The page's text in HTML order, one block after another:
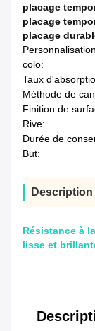
placage
placage
placage
colo:
Taux
Méthode de
Finition de
Rive:
Durée de
But:
Description
Résistance à
lisse et